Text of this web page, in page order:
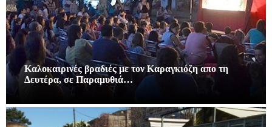
Καλοκαιρινές βραδιές με τον Καραγκιόζη απο τη
Δευτέρα, σε Παραμυθιά…